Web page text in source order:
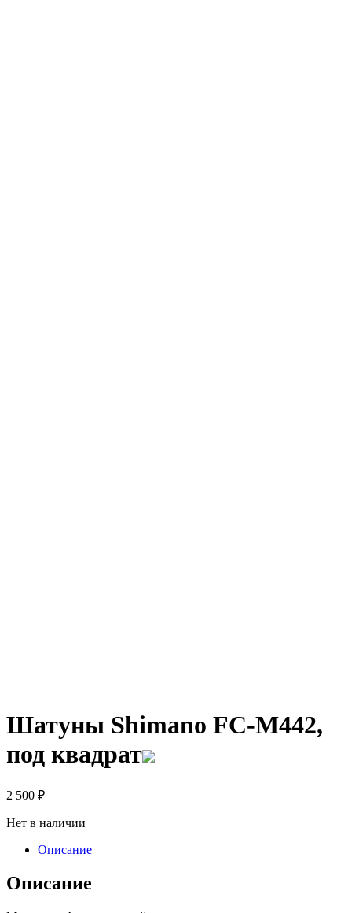
Шатуны Shimano FC-M442,
под квадрат
2 500 ₽
Нет в наличии
Описание
Описание